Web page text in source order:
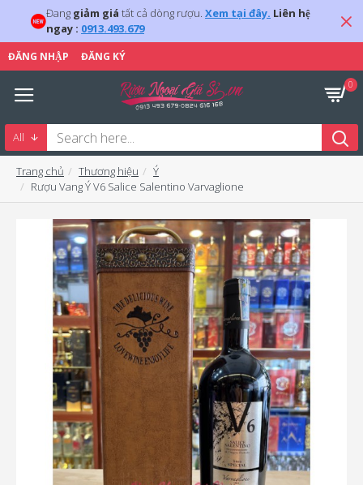
Đang giảm giá tất cả dòng rượu. Xem tại đây. Liên hệ
ngay : 0913.493.679
ĐĂNG NHẬP ĐĂNG KÝ
0
All
Trang chủ Thương hiệu
Ý
Rượu Vang Ý V6 Salice Salentino Varvaglione